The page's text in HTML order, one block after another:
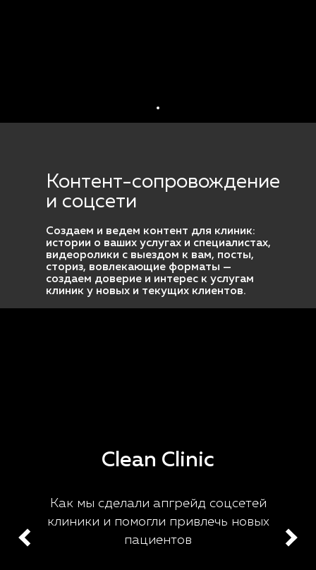
Контент-сопровождение
и соцсети
Создаем и ведем контент для клиник:
истории о ваших услугах и специалистах,
видеоролики с выездом к вам, посты,
сториз, вовлекающие форматы —
создаем доверие и интерес к услугам
клиник у новых и текущих клиентов.
Clean Clinic
Как мы сделали апгрейд соцсетей
клиники и помогли привлечь новых
пациентов